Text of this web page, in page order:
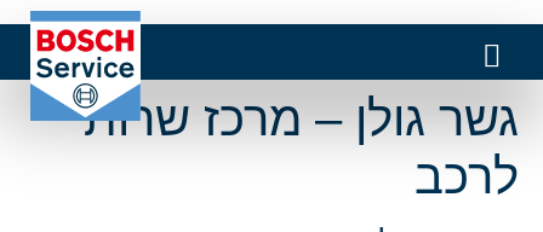
גשר גולן – מרכז שרות
לרכב